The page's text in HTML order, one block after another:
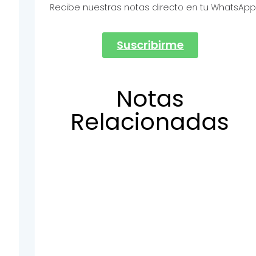
Recibe nuestras notas directo en tu WhatsApp
Suscribirme
Notas
Relacionadas